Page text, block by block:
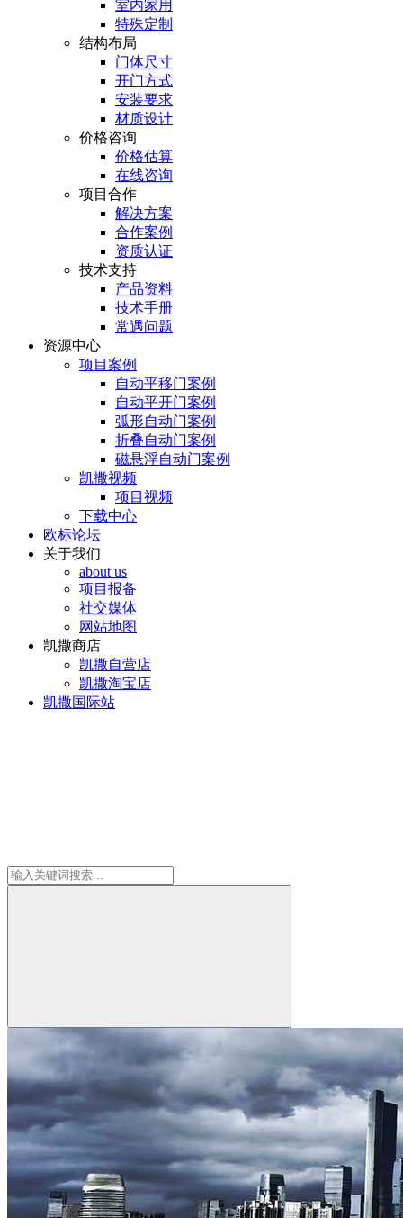
室内家用
特殊定制
结构布局
门体尺寸
开门方式
安装要求
材质设计
价格咨询
价格估算
在线咨询
项目合作
解决方案
合作案例
资质认证
技术支持
产品资料
技术手册
常遇问题
资源中心
项目案例
自动平移门案例
自动平开门案例
弧形自动门案例
折叠自动门案例
磁悬浮自动门案例
凯撒视频
项目视频
下载中心
欧标论坛
关于我们
about us
项目报备
社交媒体
网站地图
凯撒商店
凯撒自营店
凯撒淘宝店
凯撒国际站